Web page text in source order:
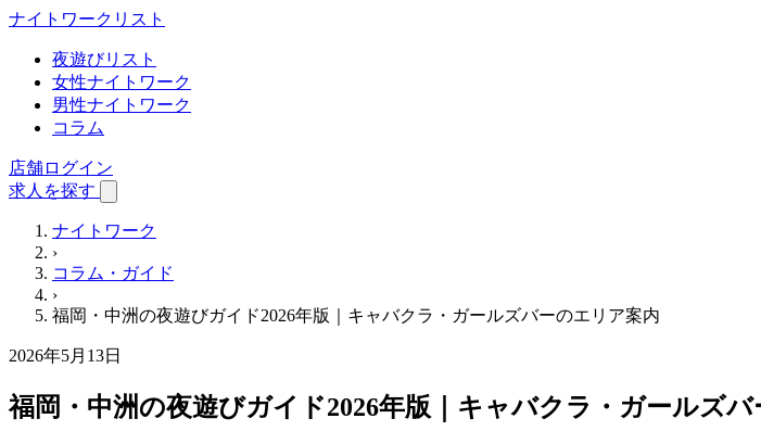
ナイトワーク リスト
夜遊びリスト
女性ナイトワーク
男性ナイトワーク
コラム
店舗ログイン
求人を探す
ナイトワーク
›
コラム・ガイド
›
福岡・中洲の夜遊びガイド2026年版｜キャバクラ・ガールズバーのエリア案内
2026年5月13日
福岡・中洲の夜遊びガイド2026年版｜キャバクラ・ガールズ